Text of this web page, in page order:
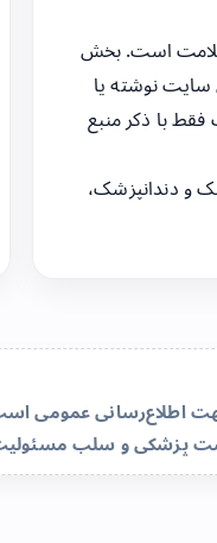
است. بخش
نوشته یا
با ذکر منبع
و دندانپزشک،
اطلاع‌رسانی عمومی
پزشکی و سلب